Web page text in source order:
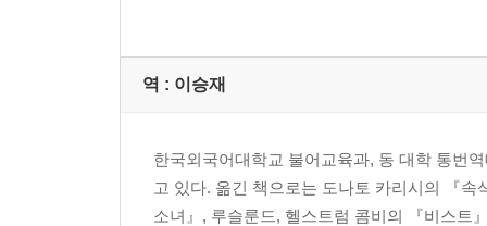
역 : 이승재
한국외국어대학교 불어교육과, 동 대학 통번
고 있다. 옮긴 책으로는 도나토 카리시의 『
소녀』, 루슬룬드, 헬스트럼 콤비의 『비스트